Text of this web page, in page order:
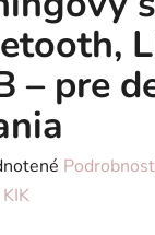
– pre
KIK